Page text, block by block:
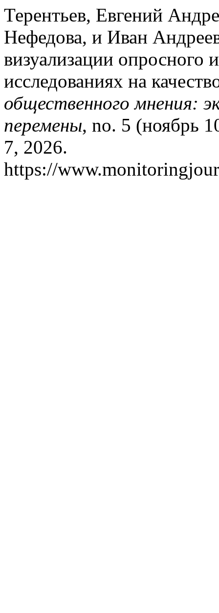
Терентьев, Евгений
Нефедова, и Иван
визуализации опросного
исследованиях на
общественного мнения:
перемены, no. 5 (ноябрь
7, 2026.
https://